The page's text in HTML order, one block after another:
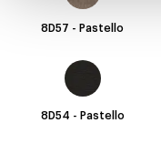
8D57 - Pastello
8D54 - Pastello